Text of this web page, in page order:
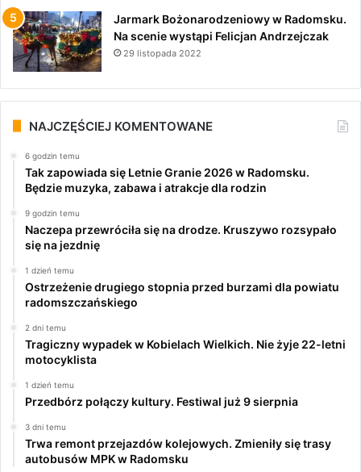
Jarmark Bożonarodzeniowy w Radomsku.
Na scenie wystąpi Felicjan Andrzejczak
29 listopada 2022
NAJCZĘŚCIEJ KOMENTOWANE
6 godzin temu
Tak zapowiada się Letnie Granie 2026 w Radomsku.
Będzie muzyka, zabawa i atrakcje dla rodzin
9 godzin temu
Naczepa przewróciła się na drodze. Kruszywo rozsypało
się na jezdnię
1 dzień temu
Ostrzeżenie drugiego stopnia przed burzami dla powiatu
radomszczańskiego
2 dni temu
Tragiczny wypadek w Kobielach Wielkich. Nie żyje 22-letni
motocyklista
1 dzień temu
Przedbórz połączy kultury. Festiwal już 9 sierpnia
3 dni temu
Trwa remont przejazdów kolejowych. Zmieniły się trasy
autobusów MPK w Radomsku